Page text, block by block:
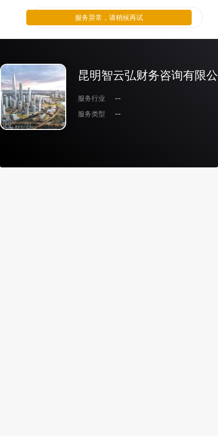
昆明智云弘财务咨询有限
服务行业
--
服务类型
--
服务异常，请稍候再试